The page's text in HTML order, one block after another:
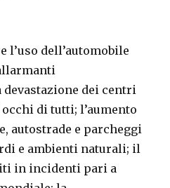
l’uso dell’automobile
dei centri
di tutti; l’aumento
autostrade e parcheggi
e ambienti naturali; il
in incidenti pari a